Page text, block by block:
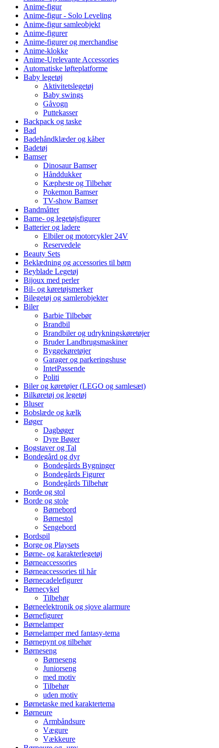
Anime-figur
Anime-figur - Solo Leveling
Anime-figur samleobjekt
Anime-figurer
Anime-figurer og merchandise
Anime-klokke
Anime-Urelevante Accessories
Automatiske løfteplatforme
Baby legetøj
Aktivitetslegetøj
Baby swings
Gåvogn
Puttekasser
Backpack og taske
Bad
Badehåndklæder og kåber
Badetøj
Bamser
Dinosaur Bamser
Hånddukker
Kæpheste og Tilbehør
Pokemon Bamser
TV-show Bamser
Bandmåtter
Barne- og legetøjsfigurer
Batterier og ladere
Elbiler og motorcykler 24V
Reservedele
Beauty Sets
Beklædning og accessories til børn
Beyblade Legetøj
Bijoux med perler
Bil- og køretøjsmerker
Bilegetøj og samlerobjekter
Biler
Barbie Tilbebør
Brandbil
Brandbiler og udrykningskøretøjer
Bruder Landbrugsmaskiner
Byggekøretøjer
Garager og parkeringshuse
IntetPassende
Politi
Biler og køretøjer (LEGO og samlesæt)
Bilkøretøj og legetøj
Bluser
Bobslæde og kælk
Bøger
Dagbøger
Dyre Bøger
Bogstaver og Tal
Bondegård og dyr
Bondegårds Bygninger
Bondegårds Figurer
Bondegårds Tilbehør
Borde og stol
Borde og stole
Børnebord
Børnestol
Sengebord
Bordspil
Borge og Playsets
Børne- og karakterlegetøj
Børneaccessories
Børneaccessories til hår
Børnecadelefigurer
Børnecykel
Tilbehør
Børneelektronik og sjove alarmure
Børnefigurer
Børnelamper
Børnelamper med fantasy-tema
Børnepynt og tilbehør
Børneseng
Børneseng
Juniorseng
med motiv
Tilbehør
uden motiv
Børnetaske med karaktertema
Børneure
Armbåndsure
Vægure
Vækkeure